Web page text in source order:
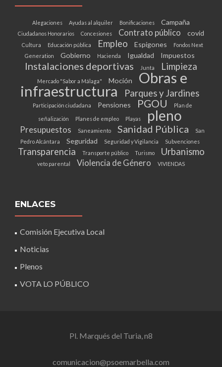
Alegaciones Ayudas al alquiler Bonificaciones Campaña
Ciudadanos Honorarios Concesiones Contrato público covid
Cultura Educación pública Empleo Espigones
Fondos Next
Generation
Gobierno Hacienda Igualdad Impuestos
Instalaciones deportivas Junta Limpieza
Mercado "Sabor a Málaga" Moción Obras e
infraestructura Parques y Jardines
Participación ciudadana Pensiones PGOU Plan de
señalización Planes de empleo Playas pleno
Presupuestos Saneamiento Sanidad Pública
San
Pedro Alcántara
Seguridad Seguridad y Vigilancia Subvenciones
Transparencia Transporte público Turismo Urbanismo
veto parental Violencia de Género VIVIENDAS
ENLACES
Comisión Ejecutiva Local
Noticias
Plenos
VOTA LO PÚBLICO
Pl. Marqués del Turia, n8
comunicacion@psoemarbella.com